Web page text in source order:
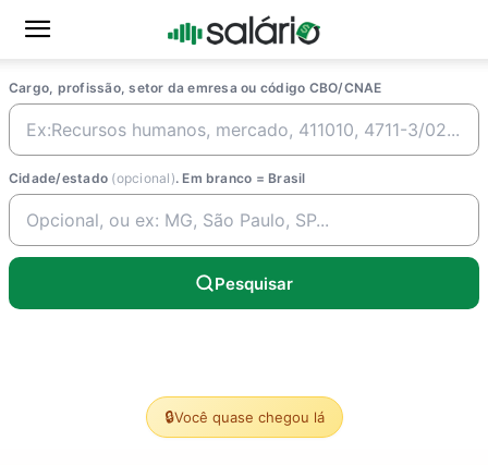
Cargo, profissão, setor da emresa ou código CBO/CNAE
Cidade/estado (opcional). Em branco = Brasil
Pesquisar
🔒Você quase chegou lá